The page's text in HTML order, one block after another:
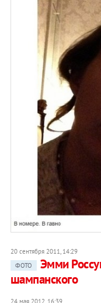
20 сентября 2011, 14:29
ФОТО
Эмми
шампанского